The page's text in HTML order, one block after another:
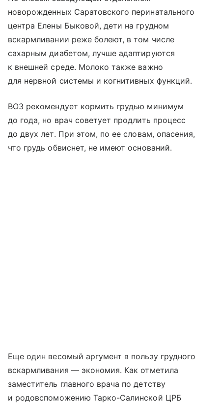
новорожденных Саратовского перинатального
центра Елены Быковой, дети на грудном
вскармливании реже болеют, в том числе
сахарным диабетом, лучше адаптируются
к внешней среде. Молоко также важно
для нервной системы и когнитивных функций.
ВОЗ рекомендует кормить грудью минимум
до года, но врач советует продлить процесс
до двух лет. При этом, по ее словам, опасения,
что грудь обвиснет, не имеют оснований.
Еще один весомый аргумент в пользу грудного
вскармливания — экономия. Как отметила
заместитель главного врача по детству
и родовспоможению Тарко-Салинской ЦРБ